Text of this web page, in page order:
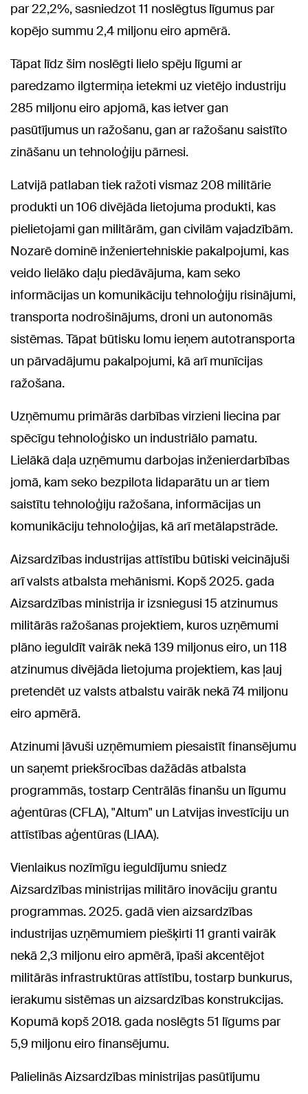
par 22,2%, sasniedzot 11 noslēgtus līgumus par
kopējo summu 2,4 miljonu eiro apmērā.
Tāpat līdz šim noslēgti lielo spēju līgumi ar
paredzamo ilgtermiņa ietekmi uz vietējo industriju
285 miljonu eiro apjomā, kas ietver gan
pasūtījumus un ražošanu, gan ar ražošanu saistīto
zināšanu un tehnoloģiju pārnesi.
Latvijā patlaban tiek ražoti vismaz 208 militārie
produkti un 106 divējāda lietojuma produkti, kas
pielietojami gan militārām, gan civilām vajadzībām.
Nozarē dominē inženiertehniskie pakalpojumi, kas
veido lielāko daļu piedāvājuma, kam seko
informācijas un komunikāciju tehnoloģiju risinājumi,
transporta nodrošinājums, droni un autonomās
sistēmas. Tāpat būtisku lomu ieņem autotransporta
un pārvadājumu pakalpojumi, kā arī munīcijas
ražošana.
Uzņēmumu primārās darbības virzieni liecina par
spēcīgu tehnoloģisko un industriālo pamatu.
Lielākā daļa uzņēmumu darbojas inženierdarbības
jomā, kam seko bezpilota lidaparātu un ar tiem
saistītu tehnoloģiju ražošana, informācijas un
komunikāciju tehnoloģijas, kā arī metālapstrāde.
Aizsardzības industrijas attīstību būtiski veicinājuši
arī valsts atbalsta mehānismi. Kopš 2025. gada
Aizsardzības ministrija ir izsniegusi 15 atzinumus
militārās ražošanas projektiem, kuros uzņēmumi
plāno ieguldīt vairāk nekā 139 miljonus eiro, un 118
atzinumus divējāda lietojuma projektiem, kas ļauj
pretendēt uz valsts atbalstu vairāk nekā 74 miljonu
eiro apmērā.
Atzinumi ļāvuši uzņēmumiem piesaistīt finansējumu
un saņemt priekšrocības dažādās atbalsta
programmās, tostarp Centrālās finanšu un līgumu
aģentūras (CFLA), "Altum" un Latvijas investīciju un
attīstības aģentūras (LIAA).
Vienlaikus nozīmīgu ieguldījumu sniedz
Aizsardzības ministrijas militāro inovāciju grantu
programmas. 2025. gadā vien aizsardzības
industrijas uzņēmumiem piešķirti 11 granti vairāk
nekā 2,3 miljonu eiro apmērā, īpaši akcentējot
militārās infrastruktūras attīstību, tostarp bunkurus,
ierakumu sistēmas un aizsardzības konstrukcijas.
Kopumā kopš 2018. gada noslēgts 51 līgums par
5,9 miljonu eiro finansējumu.
Palielinās Aizsardzības ministrijas pasūtījumu